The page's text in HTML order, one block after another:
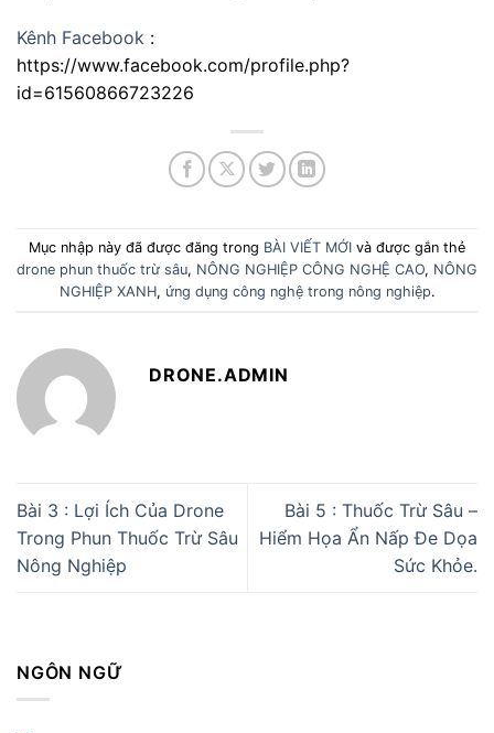
Kênh Facebook :
https://www.facebook.com/profile.php?
id=61560866723226
Mục nhập này đã được đăng trong BÀI VIẾT MỚI và được gắn thẻ
drone phun thuốc trừ sâu, NÔNG NGHIỆP CÔNG NGHỆ CAO, NÔNG
NGHIỆP XANH, ứng dụng công nghệ trong nông nghiệp.
DRONE.ADMIN
Bài 3 : Lợi Ích Của Drone
Trong Phun Thuốc Trừ Sâu
Nông Nghiệp
Bài 5 : Thuốc Trừ Sâu –
Hiểm Họa Ẩn Nấp Đe Dọa
Sức Khỏe.
NGÔN NGỮ